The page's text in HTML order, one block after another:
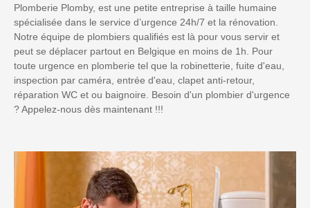
Plomberie Plomby, est une petite entreprise à taille humaine
spécialisée dans le service d’urgence 24h/7 et la rénovation.
Notre équipe de plombiers qualifiés est là pour vous servir et
peut se déplacer partout en Belgique en moins de 1h. Pour
toute urgence en plomberie tel que la robinetterie, fuite d'eau,
inspection par caméra, entrée d'eau, clapet anti-retour,
réparation WC et ou baignoire. Besoin d'un plombier d'urgence
? Appelez-nous dès maintenant !!!